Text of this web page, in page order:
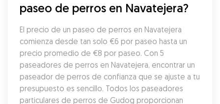
paseo de perros en Navatejera?
El precio de un paseo de perros en Navatejera
comienza desde tan solo €6 por paseo hasta un
precio promedio de €8 por paseo. Con 5
paseadores de perros en Navatejera, encontrar un
paseador de perros de confianza que se ajuste a tu
presupuesto es sencillo. Todos los paseadores
particulares de perros de Gudog proporcionan